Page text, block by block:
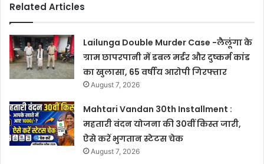
Related Articles
Lailunga Double Murder Case -लैलूंगा के
ग्राम छापरपानी में डबल मर्डर और दुष्कर्म कांड
का खुलासा, 65 वर्षीय आरोपी गिरफ्तार
August 7, 2026
Mahtari Vandan 30th Installment :
महतारी वंदन योजना की 30वीं किस्त जारी,
ऐसे करें भुगतान स्टेटस चेक
August 7, 2026